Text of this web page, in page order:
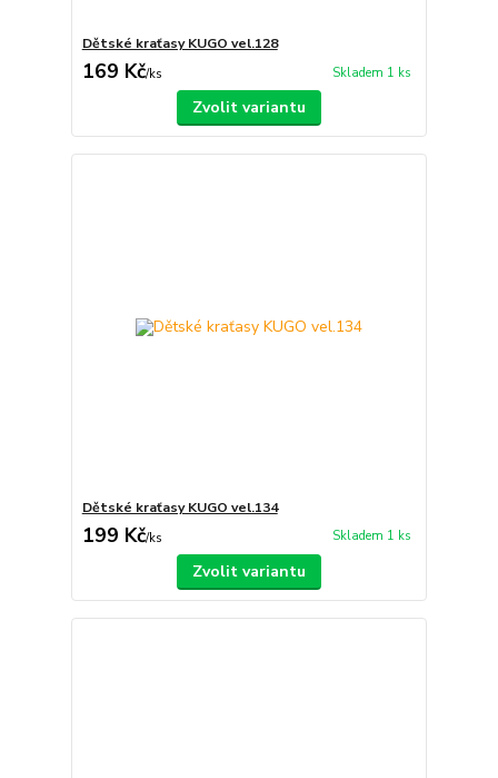
Dětské kraťasy KUGO vel.128
169 Kč/ks Skladem 1 ks
Zvolit variantu
Dětské kraťasy KUGO vel.134
199 Kč/ks Skladem 1 ks
Zvolit variantu